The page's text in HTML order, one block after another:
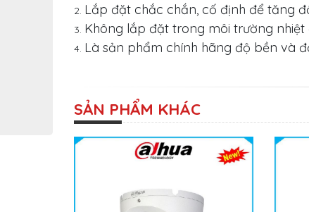
Lắp đặt chắc chắn, cố định để tăng
Không lắp đặt trong môi trường
Là sản phẩm chính hãng độ bền và
SẢN PHẨM KHÁC